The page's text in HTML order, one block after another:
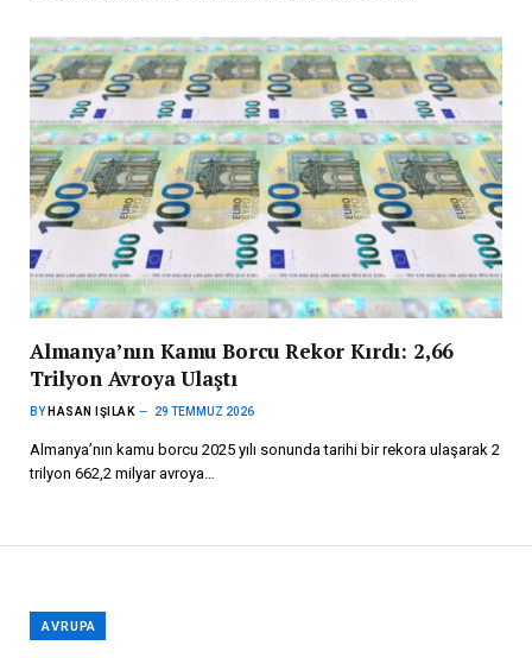
Almanya’nın Kamu Borcu Rekor Kırdı: 2,66
Trilyon Avroya Ulaştı
BY HASAN IŞILAK 29 TEMMUZ 2026
Almanya’nın kamu borcu 2025 yılı sonunda tarihi bir rekora ulaşarak 2
trilyon 662,2 milyar avroya…
AVRUPA